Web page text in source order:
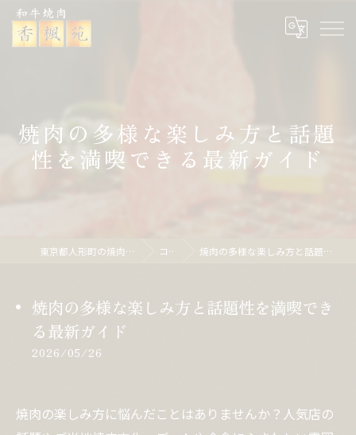
焼肉の多様な楽しみ方と話題
性を満喫できる最新ガイド
東京都人形町の焼肉なら焼肉 香楓苑 コラム 焼肉の多様な楽しみ方と話題性を満喫できる最新ガイド
焼肉の多様な楽しみ方と話題性を満喫でき
る最新ガイド
2026/05/26
焼肉の楽しみ方に悩んだことはありませんか？人気店の